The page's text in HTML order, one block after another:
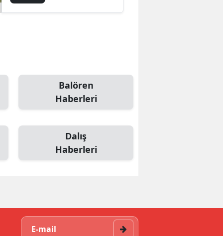
Balören
Haberleri
Dalış
Haberleri